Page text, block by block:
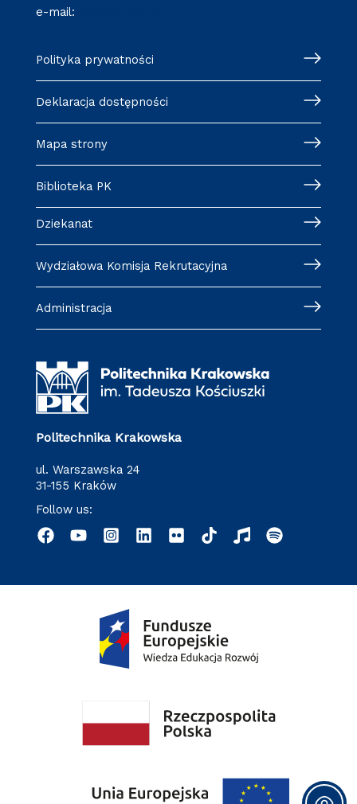
e-mail:
Polityka prywatności
Deklaracja dostępności
Mapa strony
Biblioteka PK
Dziekanat
Wydziałowa Komisja Rekrutacyjna
Administracja
Politechnika Krakowska
ul. Warszawska 24
31-155 Kraków
Follow us: